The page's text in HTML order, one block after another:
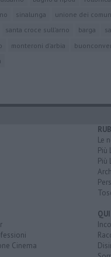
sinalunga
unione dei
santa croce sull'arno barga
monteroni d'arbia
Cinema
Le
Più
Più